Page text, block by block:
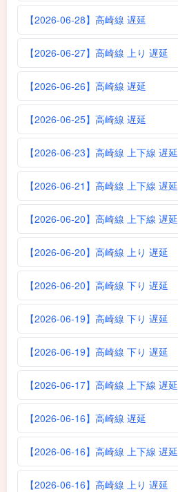
【2026-06-28】高崎線 遅延
【2026-06-27】高崎線 上り 遅延
【2026-06-26】高崎線 遅延
【2026-06-25】高崎線 遅延
【2026-06-23】高崎線 上下線 遅延
【2026-06-21】高崎線 上下線 遅延
【2026-06-20】高崎線 上下線 遅延
【2026-06-20】高崎線 上り 遅延
【2026-06-20】高崎線 下り 遅延
【2026-06-19】高崎線 下り 遅延
【2026-06-19】高崎線 下り 遅延
【2026-06-17】高崎線 上下線 遅延
【2026-06-16】高崎線 遅延
【2026-06-16】高崎線 上下線 遅延
【2026-06-16】高崎線 上り 遅延